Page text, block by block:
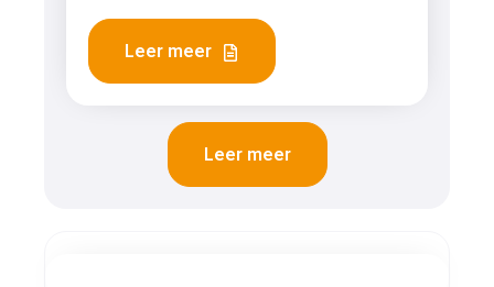
Leer meer
Leer meer